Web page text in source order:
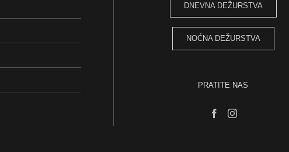
DNEVNA DEŽURSTVA
NOĆNA DEŽURSTVA
PRATITE NAS